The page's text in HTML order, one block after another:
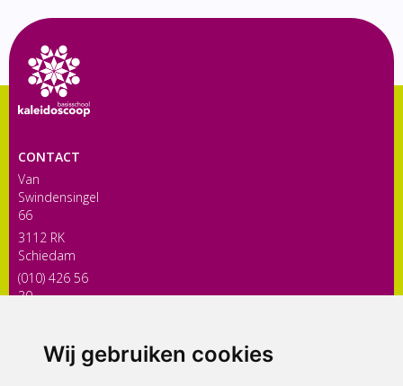
Wij gebruiken cookies
CONTACT
Van
Swindensingel
66
3112 RK
Schiedam
(010) 426 56
30
ONDERDEEL VAN